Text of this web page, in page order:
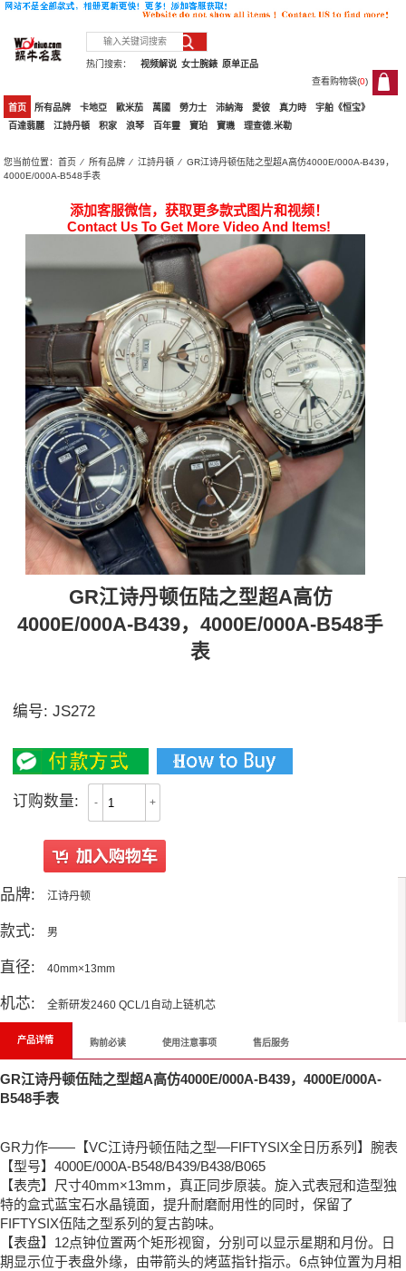
热门搜索： 原单正品
女士腕錶
视频解说
查看购物袋(0)
0
首页 所有品牌 卡地亞 歐米茄 萬國 勞力士 沛納海 愛彼 真力時
宇舶《恒宝》
百達翡麗
江詩丹頓 积家 浪琴 百年靈 寶珀 寶璣 理查德.米勒
您当前位置：首页 ⁄所有品牌 ⁄江詩丹頓 ⁄ GR江诗丹顿伍陆之型超A高仿4000E/000A-B439，
4000E/000A-B548手表
添加客服微信，获取更多款式图片和视频！
Contact Us To Get More Video And Items!
GR江诗丹顿伍陆之型超A高仿
4000E/000A-B439，4000E/000A-B548手
表
编号:JS272
订购数量: - +
品牌: 江诗丹顿
款式: 男
直径: 40mm×13mm
机芯: 全新研发2460 QCL/1自动上链机芯
产品详情 购前必读 使用注意事项 售后服务
GR江诗丹顿伍陆之型超A高仿4000E/000A-B439，4000E/000A-
B548手表
GR力作——【VC江诗丹顿伍陆之型—FIFTYSIX全日历系列】腕表
【型号】4000E/000A-B548/B439/B438/B065
【表壳】尺寸40mm×13mm，真正同步原装。旋入式表冠和造型独
特的盒式蓝宝石水晶镜面，提升耐磨耐用性的同时，保留了
FIFTYSIX伍陆之型系列的复古韵味。
【表盘】12点钟位置两个矩形视窗，分别可以显示星期和月份。日
期显示位于表盘外缘，由带箭头的烤蓝指针指示。6点钟位置为月相